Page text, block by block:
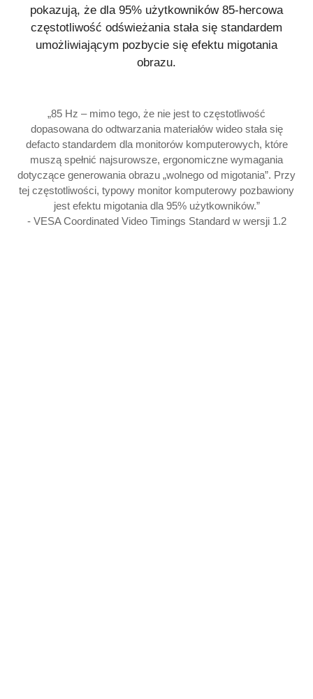
pokazują, że dla 95% użytkowników 85-hercowa
częstotliwość odświeżania stała się standardem
umożliwiającym pozbycie się efektu migotania
obrazu.
„85 Hz – mimo tego, że nie jest to częstotliwość
dopasowana do odtwarzania materiałów wideo stała się
defacto standardem dla monitorów komputerowych, które
muszą spełnić najsurowsze, ergonomiczne wymagania
dotyczące generowania obrazu „wolnego od migotania”. Przy
tej częstotliwości, typowy monitor komputerowy pozbawiony
jest efektu migotania dla 95% użytkowników.”
- VESA Coordinated Video Timings Standard w wersji 1.2